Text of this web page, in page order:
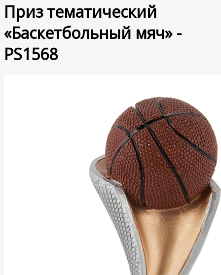
Приз тематический
«Баскетбольный мяч» -
PS1568